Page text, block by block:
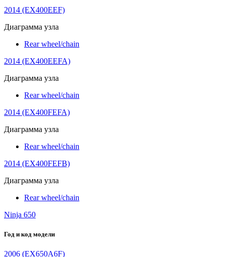
2014 (EX400EEF)
Диаграмма узла
Rear wheel/chain
2014 (EX400EEFA)
Диаграмма узла
Rear wheel/chain
2014 (EX400FEFA)
Диаграмма узла
Rear wheel/chain
2014 (EX400FEFB)
Диаграмма узла
Rear wheel/chain
Ninja 650
Год и код модели
2006 (EX650A6F)